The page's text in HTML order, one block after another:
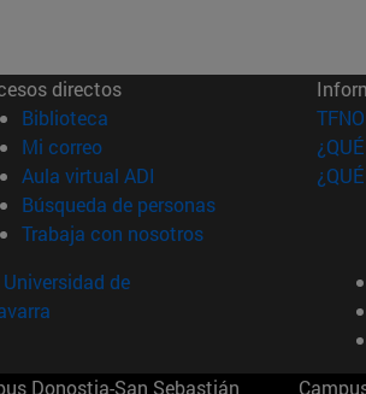
directos
Biblioteca (abre en nueva ventana)
Mi correo(abre en nueva ventana)
Aula virtual ADI (abre en nueva ventana)
Búsqueda de personas(abre en nueva
Trabaja con nosotros(abre en nueva
de
Donostia-San Sebastián